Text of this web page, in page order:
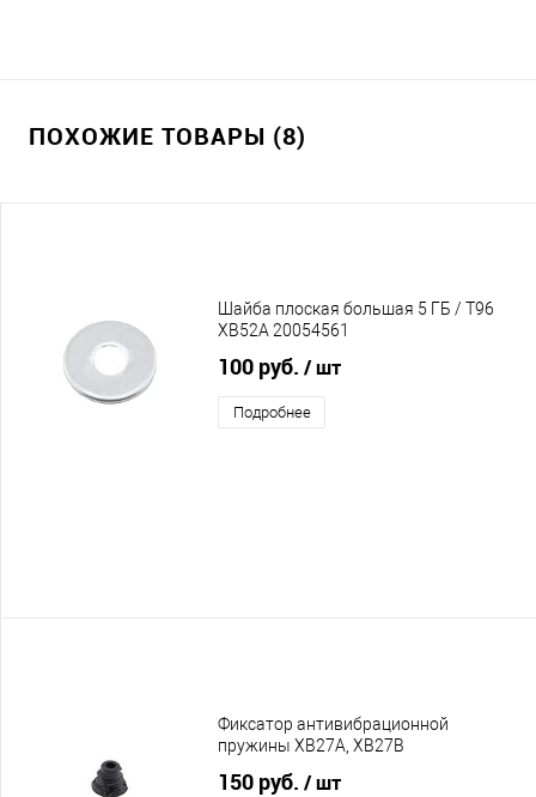
ПОХОЖИЕ ТОВАРЫ (8)
Шайба плоская большая 5 ГБ / T96
XB52A 20054561
100 руб. / шт
Подробнее
Фиксатор антивибрационной
пружины XB27A, XB27B
150 руб. / шт